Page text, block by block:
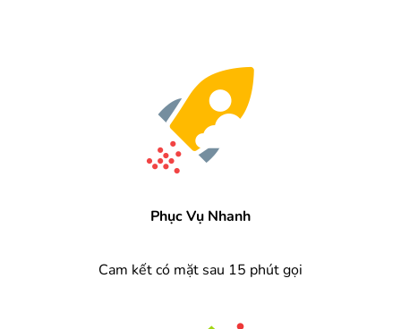
Phục Vụ Nhanh
Cam kết có mặt sau 15 phút gọi